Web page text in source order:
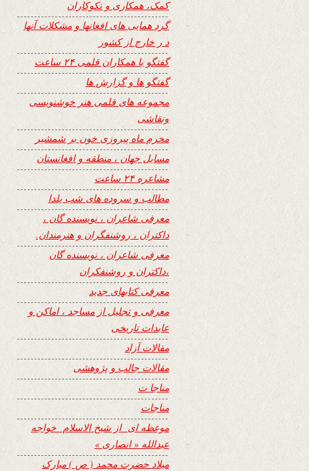
کمک، همکاری و نکوکاران
گرد همایی های افغانها و مشکلات آنها
د ر خارج از کشور
گفتگو با همکاران قلمی ۲۴ ساعت
گفتگو ها و گزارش ها
مجموعه های قلمی هنر خوشنویسی
ونقاشی
محرم ماه پیروزی خون بر شمشیر
مسایل جهان ، منطقه و افغانستان
مشاعره ۲۴ ساعت
مطالب و سروده های شب یلدا
معرفی شاعران ، نویسنده گان ،
داکتران ، روشنفگران و هنرمندان.
معرفی شاعران ، نویسنده گان
،داکتران و روشنفکران
معرفی کتابهای جدید
معرفی و تجلیل از مساجد ، اماکن و
عابدات تاریخی
مقالات آزاد
مقالات جالب و پژوهشی
مناجا ت
مناجات
موعظه ای از شیخ الاسلام خواجه
عبدالله « انصاری »
میلاد حضرت محمد ( ص ) مبارک